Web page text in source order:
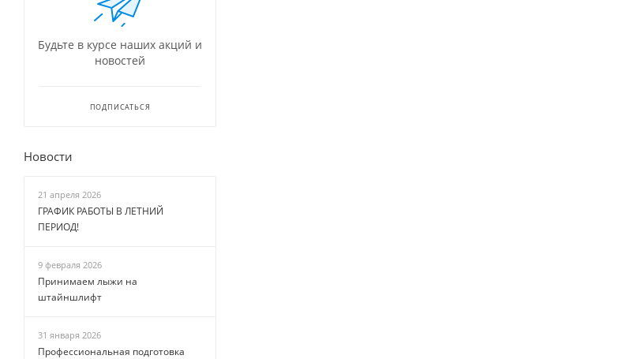
Будьте в курсе наших акций и
новостей
ПОДПИСАТЬСЯ
Новости
21 апреля 2026
ГРАФИК РАБОТЫ В ЛЕТНИЙ
ПЕРИОД!
9 февраля 2026
Принимаем лыжи на
штайншлифт
31 января 2026
Профессиональная подготовка